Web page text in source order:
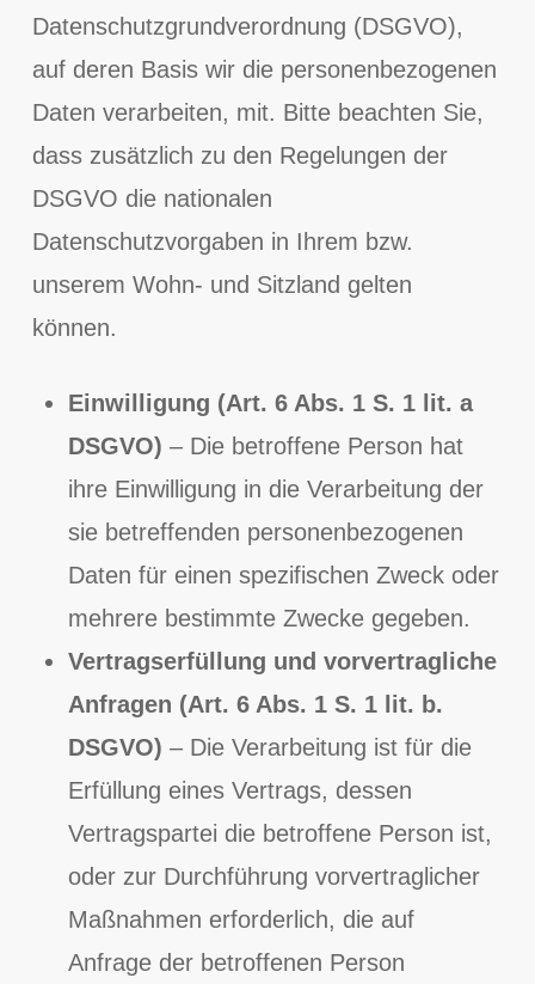
Datenschutzgrundverordnung (DSGVO),
auf deren Basis wir die personenbezogenen
Daten verarbeiten, mit. Bitte beachten Sie,
dass zusätzlich zu den Regelungen der
DSGVO die nationalen
Datenschutzvorgaben in Ihrem bzw.
unserem Wohn- und Sitzland gelten
können.
Einwilligung (Art. 6 Abs. 1 S. 1 lit. a
DSGVO) – Die betroffene Person hat
ihre Einwilligung in die Verarbeitung der
sie betreffenden personenbezogenen
Daten für einen spezifischen Zweck oder
mehrere bestimmte Zwecke gegeben.
Vertragserfüllung und vorvertragliche
Anfragen (Art. 6 Abs. 1 S. 1 lit. b.
DSGVO) – Die Verarbeitung ist für die
Erfüllung eines Vertrags, dessen
Vertragspartei die betroffene Person ist,
oder zur Durchführung vorvertraglicher
Maßnahmen erforderlich, die auf
Anfrage der betroffenen Person